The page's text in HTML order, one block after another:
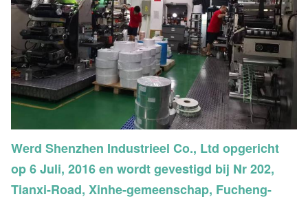
Werd Shenzhen Industrieel Co., Ltd opgericht
op 6 Juli, 2016 en wordt gevestigd bij Nr 202,
Tianxi-Road, Xinhe-gemeenschap, Fucheng-